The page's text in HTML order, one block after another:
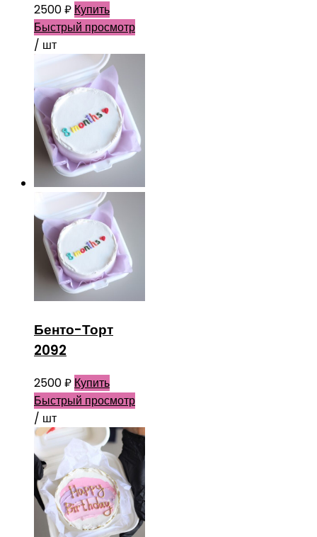
2500₽ Купить
Быстрый просмотр
/ шт
Бенто-Торт
2092
2500₽ Купить
Быстрый просмотр
/ шт